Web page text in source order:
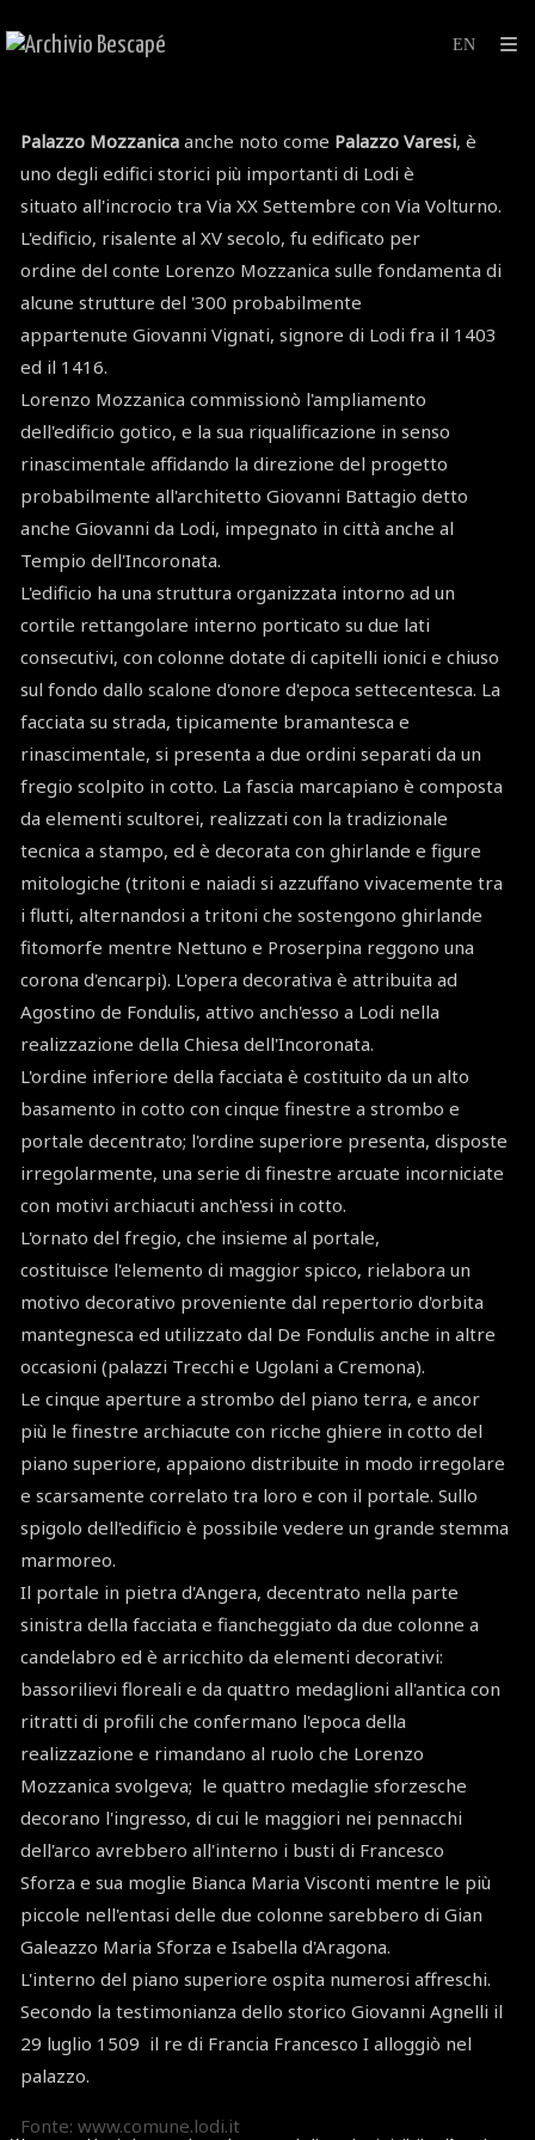
Palazzo Mozzanica anche noto come Palazzo Varesi, è
uno degli edifici storici più importanti di Lodi è
situato all'incrocio tra Via XX Settembre con Via Volturno.
L'edificio, risalente al XV secolo, fu edificato per
ordine del conte Lorenzo Mozzanica sulle fondamenta di
alcune strutture del '300 probabilmente
appartenute Giovanni Vignati, signore di Lodi fra il 1403
ed il 1416.
Lorenzo Mozzanica commissionò l'ampliamento
dell'edificio gotico, e la sua riqualificazione in senso
rinascimentale affidando la direzione del progetto
probabilmente all'architetto Giovanni Battagio detto
anche Giovanni da Lodi, impegnato in città anche al
Tempio dell'Incoronata.
L'edificio ha una struttura organizzata intorno ad un
cortile rettangolare interno porticato su due lati
consecutivi, con colonne dotate di capitelli ionici e chiuso
sul fondo dallo scalone d'onore d'epoca settecentesca. La
facciata su strada, tipicamente bramantesca e
rinascimentale, si presenta a due ordini separati da un
fregio scolpito in cotto. La fascia marcapiano è composta
da elementi scultorei, realizzati con la tradizionale
tecnica a stampo, ed è decorata con ghirlande e figure
mitologiche (tritoni e naiadi si azzuffano vivacemente tra
i flutti, alternandosi a tritoni che sostengono ghirlande
fitomorfe mentre Nettuno e Proserpina reggono una
corona d'encarpi). L'opera decorativa è attribuita ad
Agostino de Fondulis, attivo anch'esso a Lodi nella
realizzazione della Chiesa dell'Incoronata.
L'ordine inferiore della facciata è costituito da un alto
basamento in cotto con cinque finestre a strombo e
portale decentrato; l'ordine superiore presenta, disposte
irregolarmente, una serie di finestre arcuate incorniciate
con motivi archiacuti anch'essi in cotto.
L'ornato del fregio, che insieme al portale,
costituisce l'elemento di maggior spicco, rielabora un
motivo decorativo proveniente dal repertorio d'orbita
mantegnesca ed utilizzato dal De Fondulis anche in altre
occasioni (palazzi Trecchi e Ugolani a Cremona).
Le cinque aperture a strombo del piano terra, e ancor
più le finestre archiacute con ricche ghiere in cotto del
piano superiore, appaiono distribuite in modo irregolare
e scarsamente correlato tra loro e con il portale. Sullo
spigolo dell'edificio è possibile vedere un grande stemma
marmoreo.
Il portale in pietra d'Angera, decentrato nella parte
sinistra della facciata e fiancheggiato da due colonne a
candelabro ed è arricchito da elementi decorativi:
bassorilievi floreali e da quattro medaglioni all'antica con
ritratti di profili che confermano l'epoca della
realizzazione e rimandano al ruolo che Lorenzo
Mozzanica svolgeva; le quattro medaglie sforzesche
decorano l'ingresso, di cui le maggiori nei pennacchi
dell'arco avrebbero all'interno i busti di Francesco
Sforza e sua moglie Bianca Maria Visconti mentre le più
piccole nell'entasi delle due colonne sarebbero di Gian
Galeazzo Maria Sforza e Isabella d'Aragona.
L'interno del piano superiore ospita numerosi affreschi.
Secondo la testimonianza dello storico Giovanni Agnelli il
29 luglio 1509 il re di Francia Francesco I alloggiò nel
palazzo.
Fonte: www.comune.lodi.it